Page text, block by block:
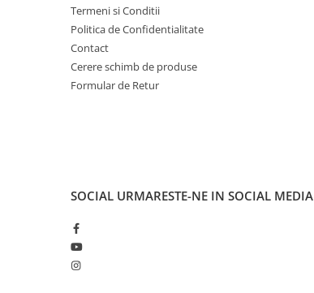
Termeni si Conditii
Politica de Confidentialitate
Contact
Cerere schimb de produse
Formular de Retur
SOCIAL URMARESTE-NE IN SOCIAL MEDIA